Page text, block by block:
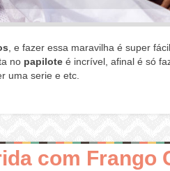
, e fazer essa maravilha é super
no papiloteé incrível, afinal é só
uma serie e etc.
com Frango